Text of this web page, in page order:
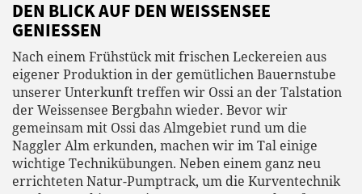
DEN BLICK AUF DEN WEISSENSEE
GENIESSEN
Nach einem Frühstück mit frischen Leckereien aus
eigener Produktion in der gemütlichen Bauernstube
unserer Unterkunft treffen wir Ossi an der Talstation
der Weissensee Bergbahn wieder. Bevor wir
gemeinsam mit Ossi das Almgebiet rund um die
Naggler Alm erkunden, machen wir im Tal einige
wichtige Technikübungen. Neben einem ganz neu
errichteten Natur-Pumptrack, um die Kurventechnik